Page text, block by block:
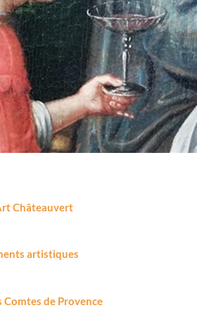
Châteauvert
artistiques
Comtes de Provence